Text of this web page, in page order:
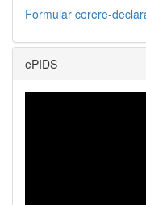
Formular cerere-
ePIDS